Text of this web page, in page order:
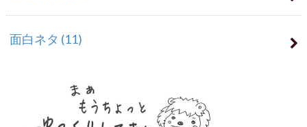
面白ネタ (11)